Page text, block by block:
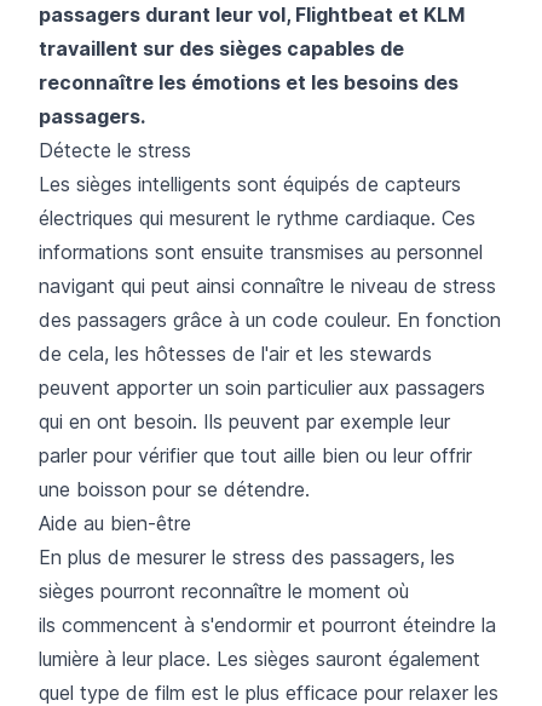
passagers durant leur vol, Flightbeat et KLM
travaillent sur des sièges capables de
reconnaître les émotions et les besoins des
passagers.
Détecte le stress
Les sièges intelligents sont équipés de capteurs
électriques qui mesurent le rythme cardiaque. Ces
informations sont ensuite transmises au personnel
navigant qui peut ainsi connaître le niveau de stress
des passagers grâce à un code couleur. En fonction
de cela, les hôtesses de l'air et les stewards
peuvent apporter un soin particulier aux passagers
qui en ont besoin. Ils peuvent par exemple leur
parler pour vérifier que tout aille bien ou leur offrir
une boisson pour se détendre.
Aide au bien-être
En plus de mesurer le stress des passagers, les
sièges pourront reconnaître le moment où
ils commencent à s'endormir et pourront éteindre la
lumière à leur place. Les sièges sauront également
quel type de film est le plus efficace pour relaxer les